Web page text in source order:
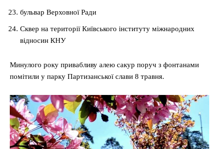
бульвар Верховної Ради
Сквер на території Київського інституту міжнародних
відносин КНУ
Минулого року привабливу алею сакур поруч з фонтанами
помітили у парку Партизанської слави 8 травня.